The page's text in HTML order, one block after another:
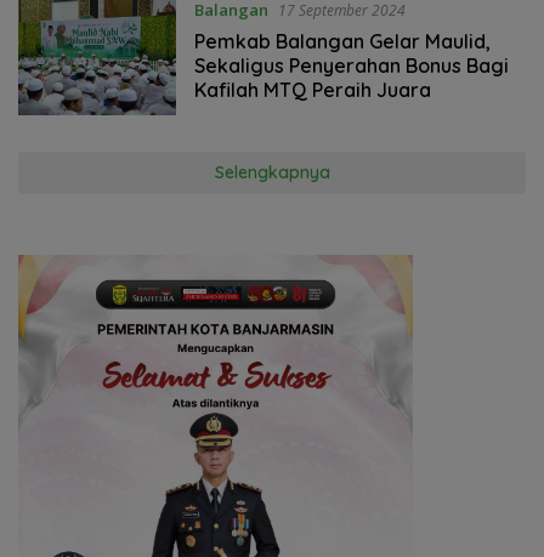
Balangan 17 September 2024
Pemkab Balangan Gelar Maulid,
Sekaligus Penyerahan Bonus Bagi
Kafilah MTQ Peraih Juara
Selengkapnya